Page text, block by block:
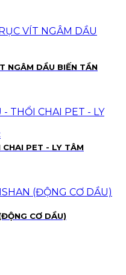
NGÂM DẦU BIẾN TẦN
CHAI PET - LY TÂM
CƠ DẦU)